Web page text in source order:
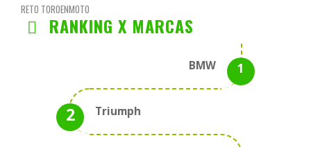
RETO TOROENMOTO
RANKING X MARCAS
BMW
Triumph